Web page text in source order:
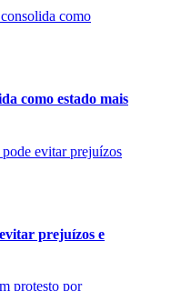
como estado mais
prejuízos e